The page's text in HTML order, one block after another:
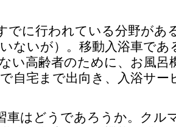
でに行われている分野があ
ないが）。移動入浴車であ
い高齢者のために、お風呂
自宅まで出向き、入浴サ
車はどうであろうか。クル